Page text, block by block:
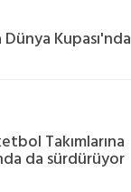
Kupası'nda
Takımlarına
da sürdürüyor